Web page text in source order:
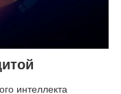
интеллекта